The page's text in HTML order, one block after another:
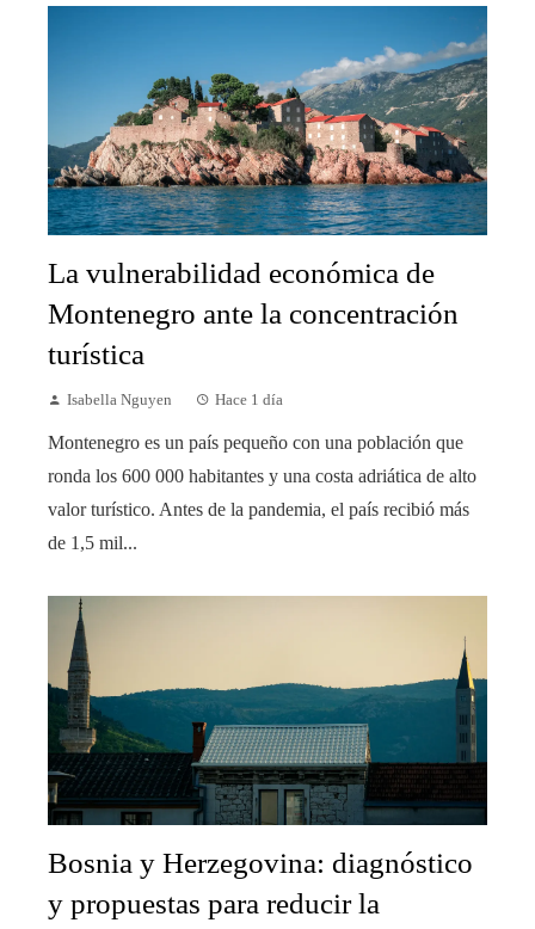
La vulnerabilidad económica de
Montenegro ante la concentración
turística
Isabella Nguyen Hace 1 día
Montenegro es un país pequeño con una población que
ronda los 600 000 habitantes y una costa adriática de alto
valor turístico. Antes de la pandemia, el país recibió más
de 1,5 mil...
Bosnia y Herzegovina: diagnóstico
y propuestas para reducir la